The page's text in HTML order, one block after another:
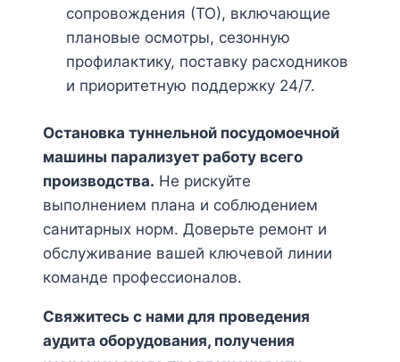
сопровождения (ТО), включающие
плановые осмотры, сезонную
профилактику, поставку расходников
и приоритетную поддержку 24/7.
Остановка туннельной посудомоечной
машины парализует работу всего
производства. Не рискуйте
выполнением плана и соблюдением
санитарных норм. Доверьте ремонт и
обслуживание вашей ключевой линии
команде профессионалов.
Свяжитесь с нами для проведения
аудита оборудования, получения